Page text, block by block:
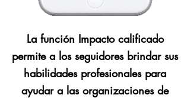
La función Impacto calificado
permite a los seguidores brindar sus
habilidades profesionales para
ayudar a las organizaciones de